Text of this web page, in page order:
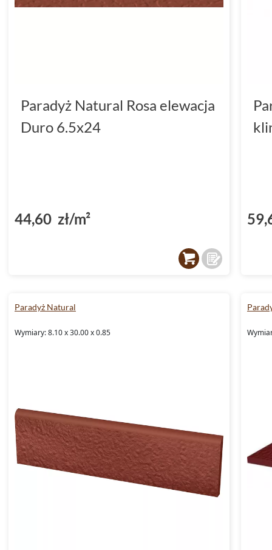
Paradyż Natural Rosa elewacja
Duro 6.5x24
44,60 zł/m²
Paradyż Natural
Wymiary: 8.10 x 30.00 x 0.85